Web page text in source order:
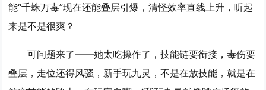
能“千蛛万毒”现在还能叠层引爆，清怪效率直线上升，听起
来是不是很爽？
可问题来了——她太吃操作了，技能链要衔接，毒伤要
叠层，走位还得风骚，新手玩九灵，不是在放技能，就是在